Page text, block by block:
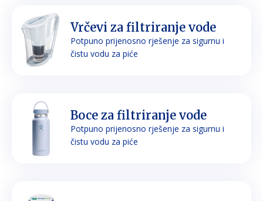
Vrčevi za filtriranje vode
Potpuno prijenosno rješenje za sigurnu i
čistu vodu za piće
Boce za filtriranje vode
Potpuno prijenosno rješenje za sigurnu i
čistu vodu za piće